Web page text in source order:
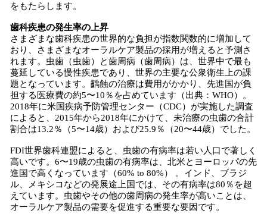
をもたらします。
歯科疾患の発生率の上昇
さまざまな歯科疾患の世界的な負担が指数関数的に増加して
おり、さまざまなオーラルケア製品の採用が増えると予測さ
れます。虫歯（虫歯）と歯周病（歯周病）は、世界中で最も
蔓延している慢性疾患であり、世界の主要な公衆衛生上の課
題となっています。齲蝕の治療は費用がかかり、先進国が負
担する医療費の約5〜10％を占めています（出典：WHO）。
2018年に米国疾病予防管理センター（CDC）が実施した調査
によると、2015年から2018年にかけて、未治療の虫歯の合計
割合は13.2％（5〜14歳）および25.9％（20〜44歳）でした。
FDI世界歯科連盟によると、虫歯の有病率は若い人口で著しく
高いです。6〜19歳の虫歯の有病率は、北米とヨーロッパの先
進国で高くなっています（60% to 80%） 。インド、ブラジ
ル、メキシコなどの発展途上国では、その有病率は80％を超
えています。虫歯やその他の歯周病の発生率が高いことは、
オーラルケア製品の需要を促進する重要な要因です。